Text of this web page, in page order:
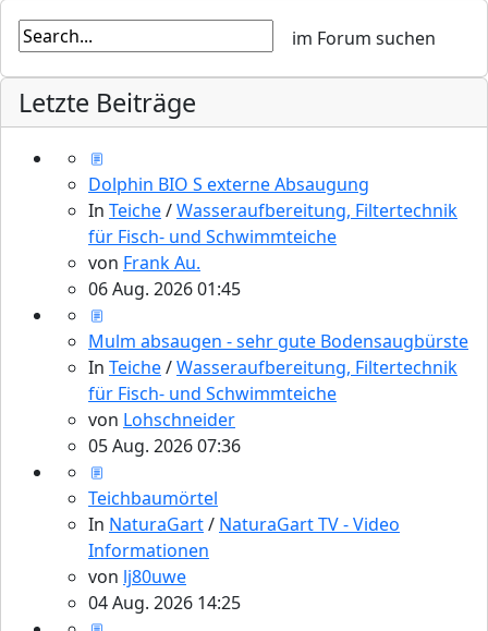
Letzte Beiträge
Dolphin BIO S externe Absaugung
In Teiche/Wasseraufbereitung, Filtertechnik
für Fisch- und Schwimmteiche
von Frank Au.
06 Aug. 2026 01:45
Mulm absaugen - sehr gute Bodensaugbürste
In Teiche/Wasseraufbereitung, Filtertechnik
für Fisch- und Schwimmteiche
von Lohschneider
05 Aug. 2026 07:36
Teichbaumörtel
In NaturaGart/ NaturaGart TV - Video
Informationen
von lj80uwe
04 Aug. 2026 14:25